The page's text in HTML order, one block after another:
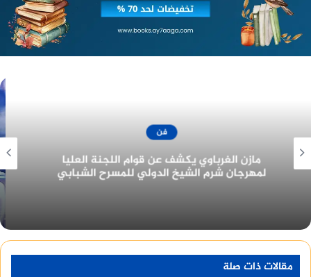
فن
جزيرة غمام يحتل نصيب الأسد من جوائز مهرجان
القاهرة للدراما في دورته الأولى ٢٠٢٢
مقالات ذات صلة